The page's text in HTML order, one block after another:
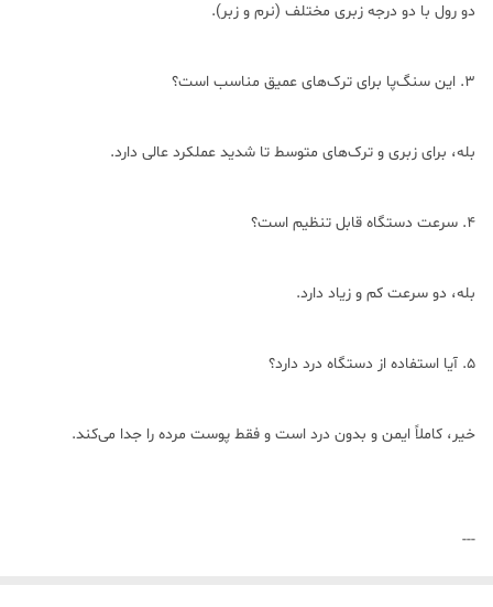
دو رول با دو درجه زبری مختلف (نرم و زبر).
3. این سنگ‌پا برای ترک‌های عمیق مناسب است؟
بله، برای زبری و ترک‌های متوسط تا شدید عملکرد عالی دارد.
4. سرعت دستگاه قابل تنظیم است؟
بله، دو سرعت کم و زیاد دارد.
5. آیا استفاده از دستگاه درد دارد؟
خیر، کاملاً ایمن و بدون درد است و فقط پوست مرده را جدا می‌کند.
---